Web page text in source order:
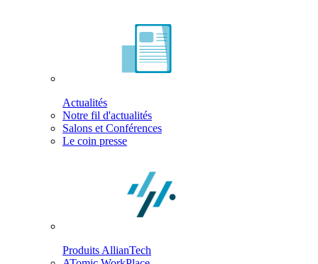
Actualités
Notre fil d'actualités
Salons et Conférences
Le coin presse
Produits AllianTech